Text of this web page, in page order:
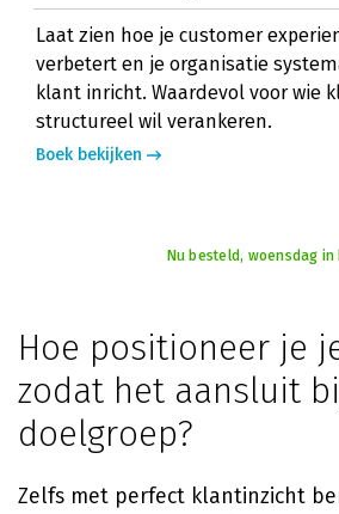
Laat zien hoe je customer
verbetert en je organisatie
klant inricht. Waardevol voor wie
structureel wil verankeren.
Boek bekijken
Nu besteld, woensdag
Hoe positioneer je
zodat het aansluit
doelgroep?
Zelfs met perfect klantinzicht